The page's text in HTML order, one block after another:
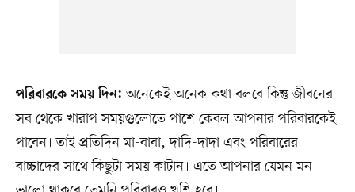
পরিবারকে সময় দিন: অনেকেই অনেক কথা বলবে কিন্তু জীবনের
সব থেকে খারাপ সময়গুলোতে পাশে কেবল আপনার পরিবারকেই
পাবেন। তাই প্রতিদিন মা-বাবা, দাদি-দাদা এবং পরিবারের
বাচ্চাদের সাথে কিছুটা সময় কাটান। এতে আপনার যেমন মন